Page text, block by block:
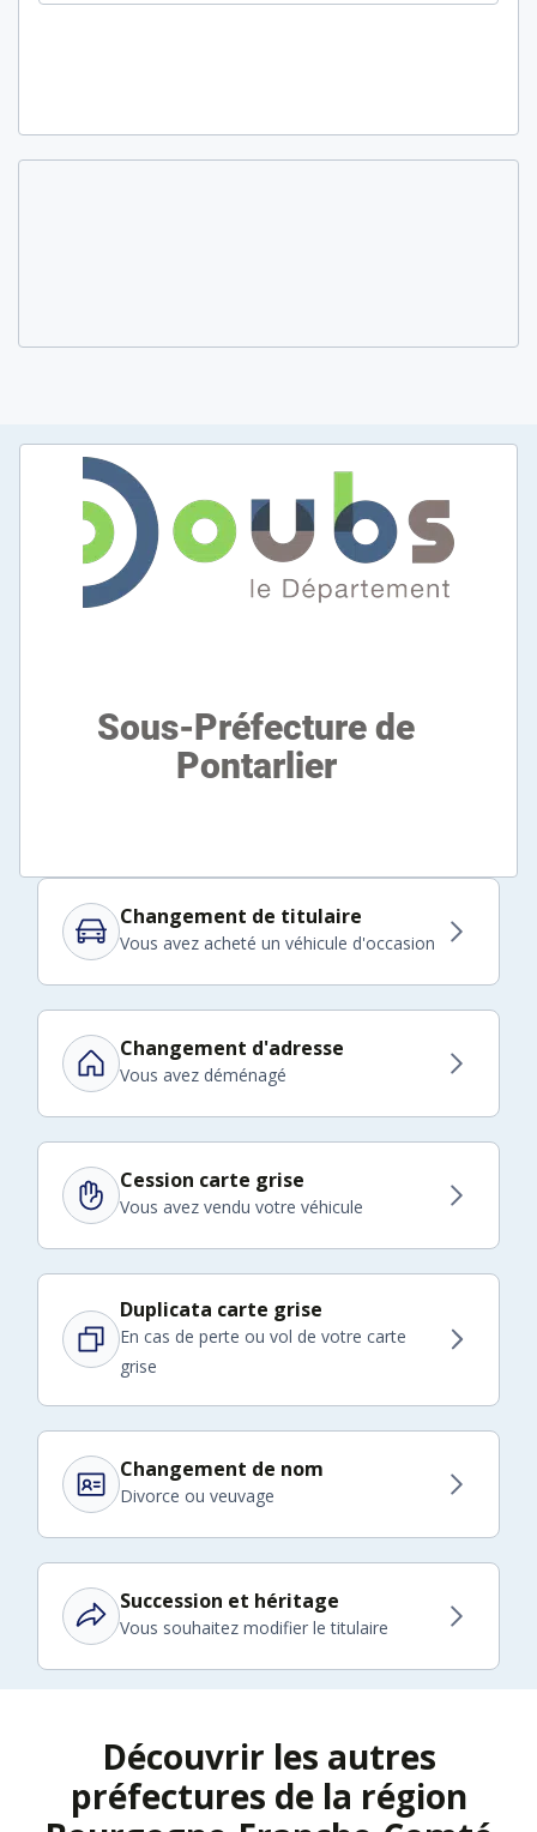
Changement de titulaire
Vous avez acheté un véhicule d'occasion
Changement d'adresse
Vous avez déménagé
Cession carte grise
Vous avez vendu votre véhicule
Duplicata carte grise
En cas de perte ou vol de votre carte
grise
Changement de nom
Divorce ou veuvage
Succession et héritage
Vous souhaitez modifier le titulaire
Découvrir les autres
préfectures de la région